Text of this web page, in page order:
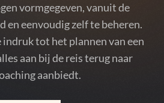
vormgegeven, vanuit de
en eenvoudig zelf te beheren.
indruk tot het plannen van een
aan bij de reis terug naar
aanbiedt.